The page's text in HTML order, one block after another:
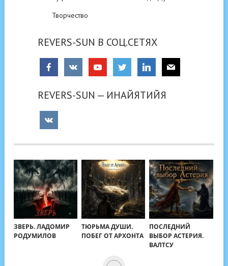
Творчество
REVERS-SUN В СОЦ.СЕТЯХ
REVERS-SUN — ИНАЙЯТИЙЯ
ЗВЕРЬ. ЛАДОМИР
РОДУМИЛОВ
ТЮРЬМА ДУШИ.
ПОБЕГ ОТ АРХОНТА
ПОСЛЕДНИЙ
ВЫБОР АСТЕРИЯ.
ВАЛТСУ